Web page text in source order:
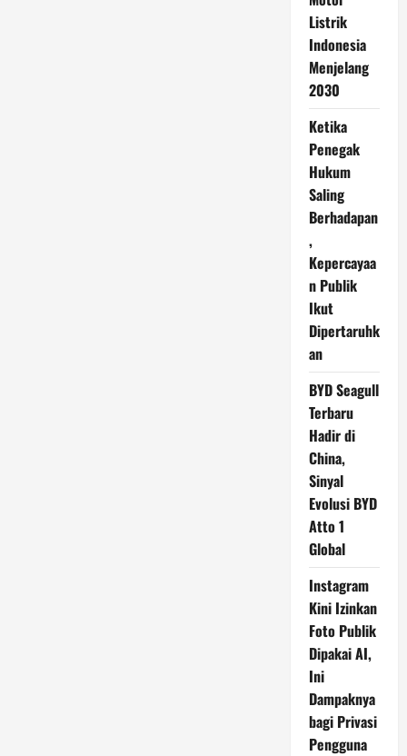
Listrik
Indonesia
Menjelang
2030
Ketika
Penegak
Hukum
Saling
Berhadapan
,
Kepercayaa
n Publik
Ikut
Dipertaruhk
an
BYD Seagull
Terbaru
Hadir di
China,
Sinyal
Evolusi BYD
Atto 1
Global
Instagram
Kini Izinkan
Foto Publik
Dipakai AI,
Ini
Dampaknya
bagi Privasi
Pengguna